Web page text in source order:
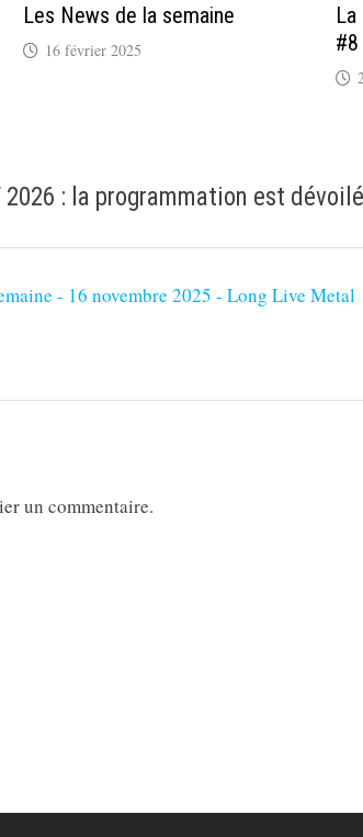
Les News de la semaine
16 février 2025
2026 : la programmation est
- 16 novembre 2025 - Long Live Metal
un commentaire.